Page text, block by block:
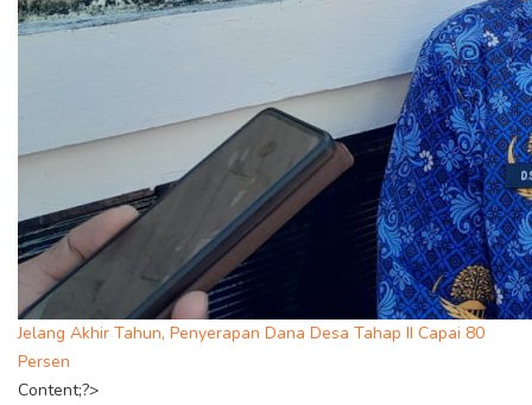
Jelang Akhir Tahun, Penyerapan Dana Desa Tahap II Capai 80
Persen
Content;?>